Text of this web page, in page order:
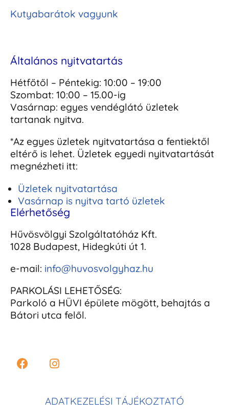
Kutyabarátok vagyunk
Általános nyitvatartás
Hétfőtől – Péntekig: 10:00 – 19:00
Szombat: 10:00 – 15.00-ig
Vasárnap: egyes vendéglátó üzletek
tartanak nyitva.
*Az egyes üzletek nyitvatartása a fentiektől
eltérő is lehet. Üzletek egyedi nyitvatartását
megnézheti itt:
Üzletek nyitvatartása
Vasárnap is nyitva tartó üzletek
Elérhetőség
Hűvösvölgyi Szolgáltatóház Kft.
1028 Budapest, Hidegkúti út 1.
e-mail: info@huvosvolgyhaz.hu
PARKOLÁSI LEHETŐSÉG:
Parkoló a HÜVI épülete mögött, behajtás a
Bátori utca felől.
ADATKEZELÉSI TÁJÉKOZTATÓ